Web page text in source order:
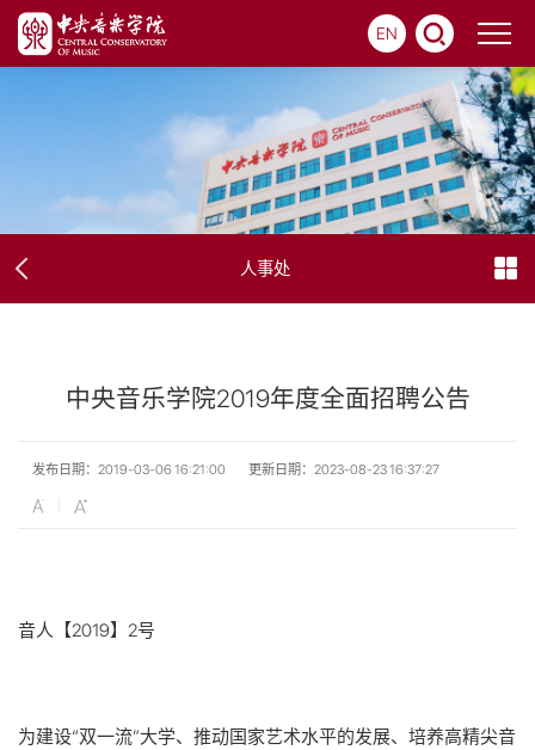
EN
人事处
中央音乐学院2019年度全面招聘公告
发布日期：2019-03-06 16:21:00 更新日期：2023-08-23 16:37:27
音人【2019】2号
为建设“双一流”大学、推动国家艺术水平的发展、培养高精尖音